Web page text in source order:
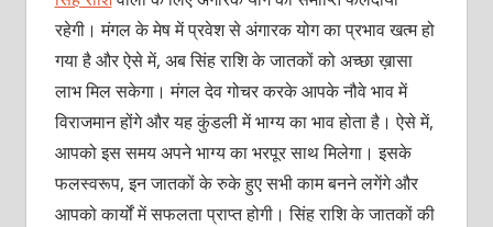
रहेगी। मंगल के मेष में प्रवेश से अंगारक योग का प्रभाव खत्म हो
गया है और ऐसे में, अब सिंह राशि के जातकों को अच्छा ख़ासा
लाभ मिल सकेगा। मंगल देव गोचर करके आपके नौवे भाव में
विराजमान होंगे और यह कुंडली में भाग्य का भाव होता है। ऐसे में,
आपको इस समय अपने भाग्य का भरपूर साथ मिलेगा। इसके
फलस्वरूप, इन जातकों के रुके हुए सभी काम बनने लगेंगे और
आपको कार्यों में सफलता प्राप्त होगी। सिंह राशि के जातकों की